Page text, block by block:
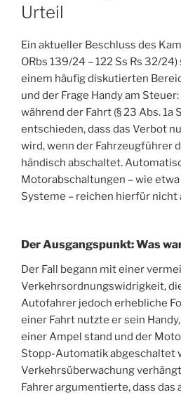
Urteil
Ein aktueller Beschluss des
ORbs 139/24 – 122 Ss Rs 32/
einem häufig diskutierten
und der Frage Handy am
während der Fahrt (§ 23 Abs. 1a
entschieden, dass das Verbot
wird, wenn der Fahrzeugführer
händisch abschaltet.
Motorabschaltungen – wie
Systeme – reichen hierfür nicht
Der Ausgangspunkt: Was
Der Fall begann mit einer
Verkehrsordnungswidrigkeit,
Autofahrer jedoch erhebliche
einer Fahrt nutzte er sein
einer Ampel stand und der
Stopp-Automatik abgeschaltet
Verkehrsüberwachung
Fahrer argumentierte, dass das